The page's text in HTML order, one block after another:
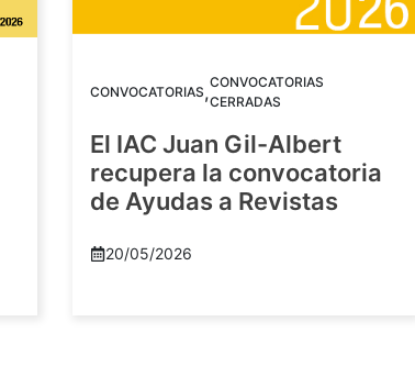
CONVOCATORIAS,CONVOCATORIAS
CERRADAS
El IAC Juan Gil-Albert
recupera la convocatoria
de Ayudas a Revistas
20/05/2026